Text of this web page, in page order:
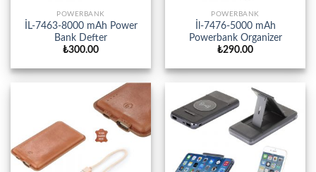
POWERBANK
İL-7463-8000 mAh Power
Bank Defter
₺300.00
POWERBANK
İl-7476-5000 mAh
Powerbank Organizer
₺290.00